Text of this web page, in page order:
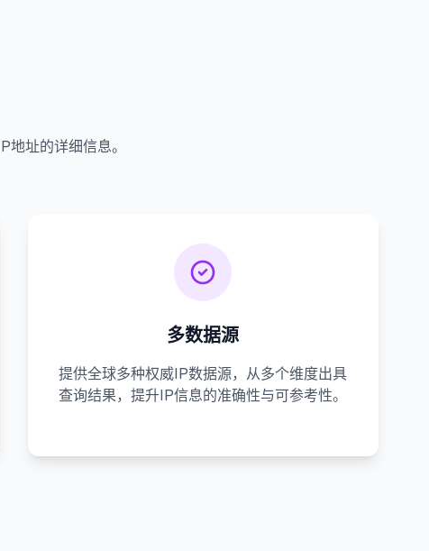
址的详细信息。
多数据源
提供全球多种权威IP数据源，从多个维度出具
查询结果，提升IP信息的准确性与可参考性。